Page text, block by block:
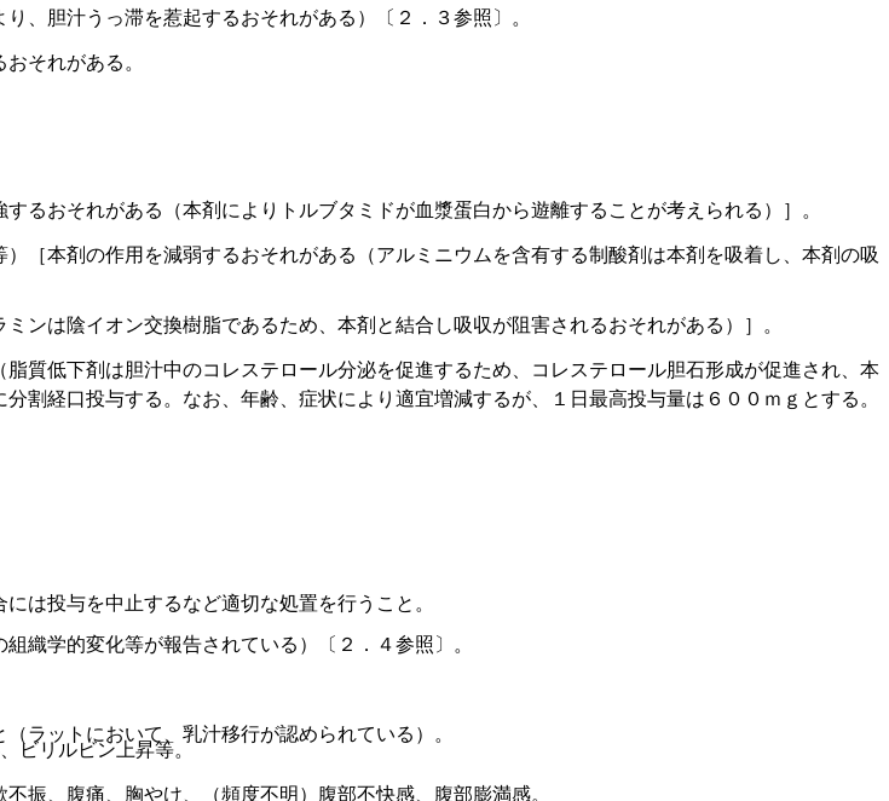
、胆汁うっ滞を惹起するおそれがある）〔２．３参照〕。
それがある。
おそれがある（本剤によりトルブタミドが血漿蛋白から遊離することが考えられる）］。
［本剤の作用を減弱するおそれがある（アルミニウムを含有する制酸剤は本剤を吸着し、本剤の吸
は陰イオン交換樹脂であるため、本剤と結合し吸収が阻害されるおそれがある）］。
質低下剤は胆汁中のコレステロール分泌を促進するため、コレステロール胆石形成が促進され、本
織学的変化等が報告されている）〔２．４参照〕。
ラットにおいて、乳汁移行が認められている）。
割経口投与する。なお、年齢、症状により適宜増減するが、１日最高投与量は６００ｍｇとする。
は投与を中止するなど適切な処置を行うこと。
ビリルビン上昇等。
振、腹痛、胸やけ、（頻度不明）腹部不快感、腹部膨満感。